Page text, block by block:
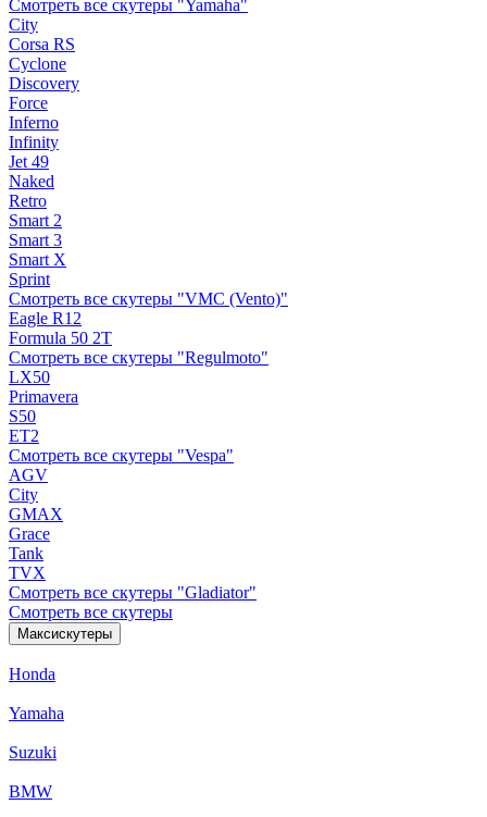
Смотреть все скутеры "Yamaha"
City
Corsa RS
Cyclone
Discovery
Force
Inferno
Infinity
Jet 49
Naked
Retro
Smart 2
Smart 3
Smart X
Sprint
Смотреть все скутеры "VMC (Vento)"
Eagle R12
Formula 50 2Т
Смотреть все скутеры "Regulmoto"
LX50
Primavera
S50
ET2
Смотреть все скутеры "Vespa"
AGV
City
GMAX
Grace
Tank
TVX
Смотреть все скутеры "Gladiator"
Смотреть все скутеры
Максискутеры
Honda
Yamaha
Suzuki
BMW